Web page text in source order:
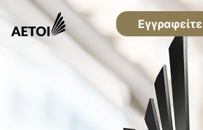
Εγγραφείτε